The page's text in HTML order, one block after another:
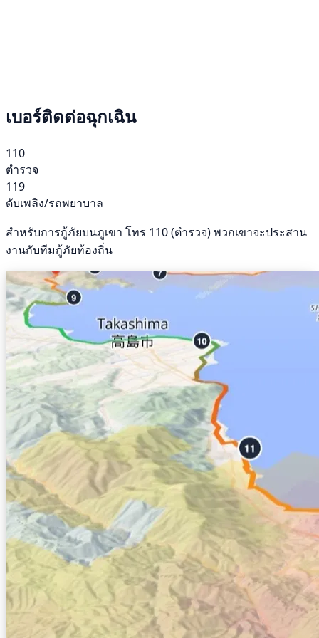
เบอร์ติดต่อฉุกเฉิน
110
ตำรวจ
119
ดับเพลิง/รถพยาบาล
สำหรับการกู้ภัยบนภูเขา โทร 110 (ตำรวจ) พวกเขาจะประสาน
งานกับทีมกู้ภัยท้องถิ่น